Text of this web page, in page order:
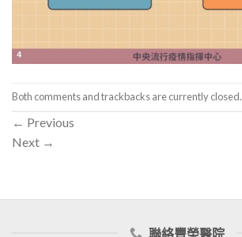
Both comments and trackbacks are currently closed.
← Previous
Next →
聯絡豐榮醫院